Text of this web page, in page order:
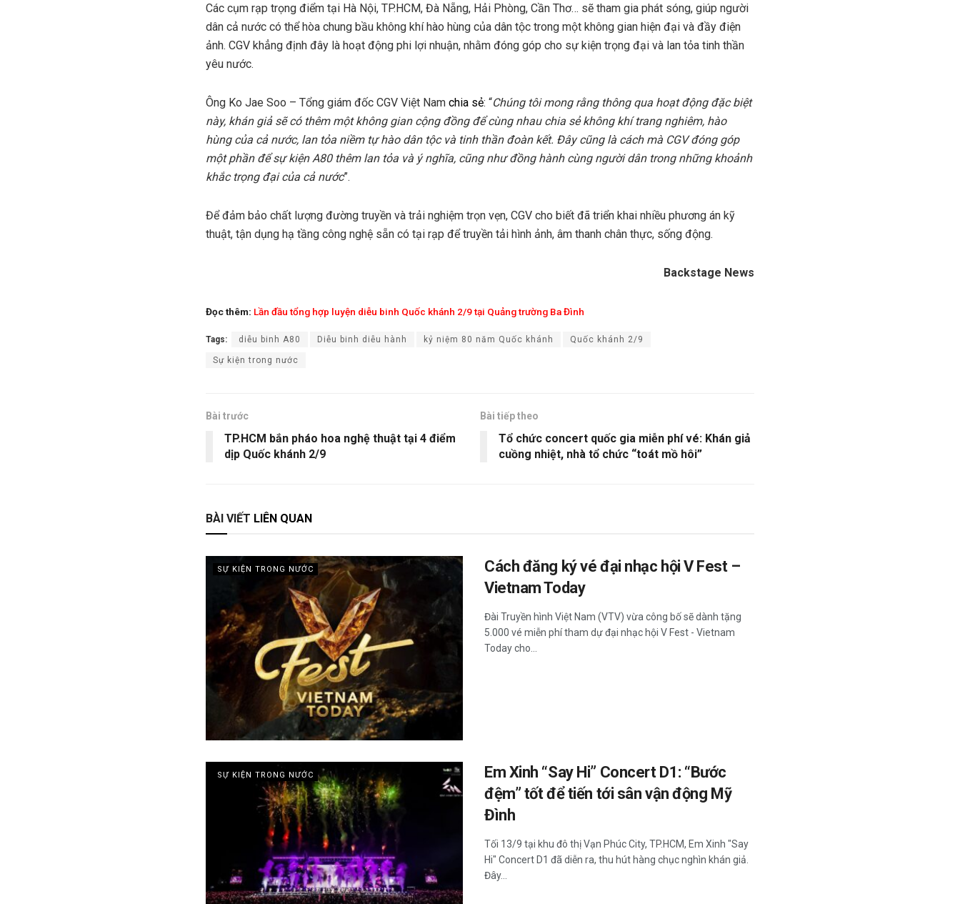
Các cụm rạp trọng điểm tại Hà Nội, TP.HCM, Đà Nẵng, Hải Phòng, Cần Thơ… sẽ tham gia phát sóng, giúp người
dân cả nước có thể hòa chung bầu không khí hào hùng của dân tộc trong một không gian hiện đại và đầy điện
ảnh. CGV khẳng định đây là hoạt động phi lợi nhuận, nhằm đóng góp cho sự kiện trọng đại và lan tỏa tinh thần
yêu nước.
Ông Ko Jae Soo – Tổng giám đốc CGV Việt Nam chia sẻ: “Chúng tôi mong rằng thông qua hoạt động đặc biệt
này, khán giả sẽ có thêm một không gian cộng đồng để cùng nhau chia sẻ không khí trang nghiêm, hào
hùng của cả nước, lan tỏa niềm tự hào dân tộc và tinh thần đoàn kết. Đây cũng là cách mà CGV đóng góp
một phần để sự kiện A80 thêm lan tỏa và ý nghĩa, cũng như đồng hành cùng người dân trong những khoảnh
khắc trọng đại của cả nước”.
Để đảm bảo chất lượng đường truyền và trải nghiệm trọn vẹn, CGV cho biết đã triển khai nhiều phương án kỹ
thuật, tận dụng hạ tầng công nghệ sẵn có tại rạp để truyền tải hình ảnh, âm thanh chân thực, sống động.
Backstage News
Đọc thêm: Lần đầu tổng hợp luyện diễu binh Quốc khánh 2/9 tại Quảng trường Ba Đình
Tags: diễu binh A80 Diễu binh diễu hành kỷ niệm 80 năm Quốc khánh Quốc khánh 2/9
Sự kiện trong nước
Bài trước
TP.HCM bắn pháo hoa nghệ thuật tại 4 điểm
dịp Quốc khánh 2/9
Bài tiếp theo
Tổ chức concert quốc gia miễn phí vé: Khán giả
cuồng nhiệt, nhà tổ chức “toát mồ hôi”
BÀI VIẾT LIÊN QUAN
SỰ KIỆN TRONG NƯỚC
Cách đăng ký vé đại nhạc hội V Fest –
Vietnam Today
Đài Truyền hình Việt Nam (VTV) vừa công bố sẽ dành tặng
5.000 vé miễn phí tham dự đại nhạc hội V Fest - Vietnam
Today cho...
SỰ KIỆN TRONG NƯỚC
Em Xinh “Say Hi” Concert D1: “Bước
đệm” tốt để tiến tới sân vận động Mỹ
Đình
Tối 13/9 tại khu đô thị Vạn Phúc City, TP.HCM, Em Xinh "Say
Hi" Concert D1 đã diễn ra, thu hút hàng chục nghìn khán giả.
Đây...